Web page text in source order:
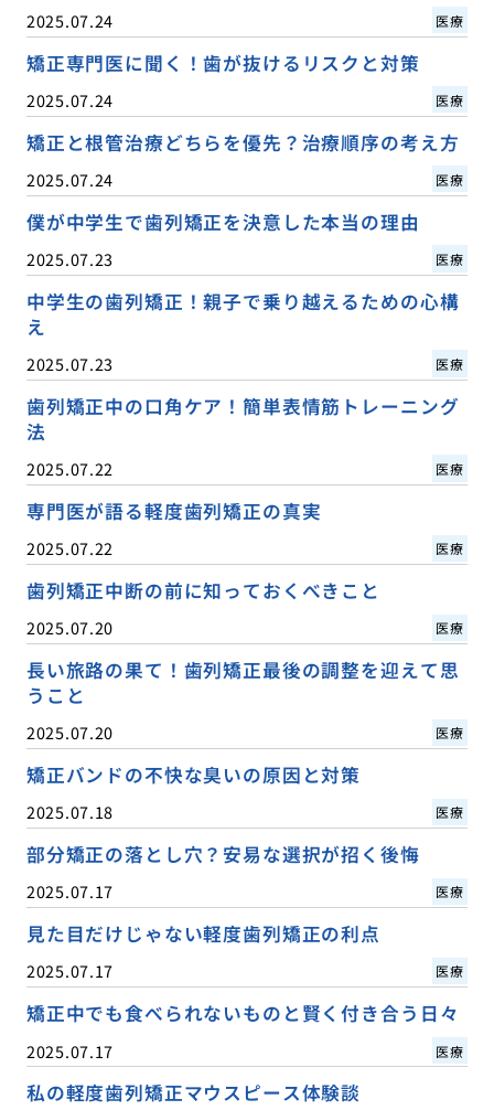
2025.07.24 医療
矯正専門医に聞く！歯が抜けるリスクと対策
2025.07.24 医療
矯正と根管治療どちらを優先？治療順序の考え方
2025.07.24 医療
僕が中学生で歯列矯正を決意した本当の理由
2025.07.23 医療
中学生の歯列矯正！親子で乗り越えるための心構
え
2025.07.23 医療
歯列矯正中の口角ケア！簡単表情筋トレーニング
法
2025.07.22 医療
専門医が語る軽度歯列矯正の真実
2025.07.22 医療
歯列矯正中断の前に知っておくべきこと
2025.07.20 医療
長い旅路の果て！歯列矯正最後の調整を迎えて思
うこと
2025.07.20 医療
矯正バンドの不快な臭いの原因と対策
2025.07.18 医療
部分矯正の落とし穴？安易な選択が招く後悔
2025.07.17 医療
見た目だけじゃない軽度歯列矯正の利点
2025.07.17 医療
矯正中でも食べられないものと賢く付き合う日々
2025.07.17 医療
私の軽度歯列矯正マウスピース体験談